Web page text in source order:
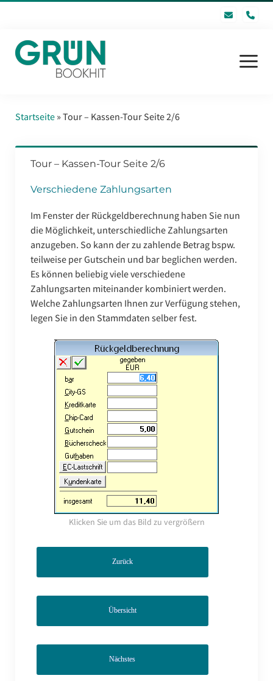
Menü
öffnen
Startseite
Inhaltsverzeichnis
Kontakt
Startseite» Tour – Kassen-Tour Seite 2/6
Tour – Kassen-Tour Seite 2/6
Verschiedene Zahlungsarten
Im Fenster der Rückgeldberechnung haben Sie nun
die Möglichkeit, unterschiedliche Zahlungsarten
anzugeben. So kann der zu zahlende Betrag bspw.
teilweise per Gutschein und bar beglichen werden.
Es können beliebig viele verschiedene
Zahlungsarten miteinander kombiniert werden.
Welche Zahlungsarten Ihnen zur Verfügung stehen,
legen Sie in den Stammdaten selber fest.
Klicken Sie um das Bild zu vergrößern
Zurück
Übersicht
Nächstes